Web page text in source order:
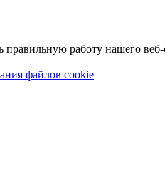
работу нашего веб-
файлов cookie